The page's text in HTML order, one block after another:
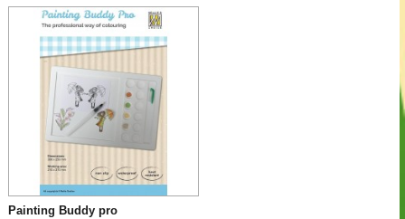
Painting Buddy pro